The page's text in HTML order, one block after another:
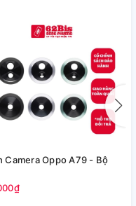
Camera Oppo A79 - Bộ